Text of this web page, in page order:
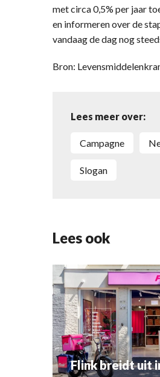
met circa 0,5% per jaar
en informeren over de
vandaag de dag nog
Bron:
Lees meer over:
campagne
slogan
Lees ook
Flink breidt uit